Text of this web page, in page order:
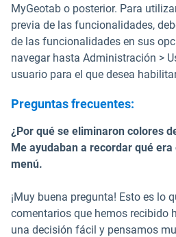
MyGeotab o posterior. Para
previa de las funcionalidades,
de las funcionalidades en sus
navegar hasta Administración >
usuario para el que desea
Preguntas frecuentes:
¿Por qué se eliminaron colores
Me ayudaban a recordar qué
menú.
¡Muy buena pregunta! Esto es lo
comentarios que hemos recibido
una decisión fácil y pensamos